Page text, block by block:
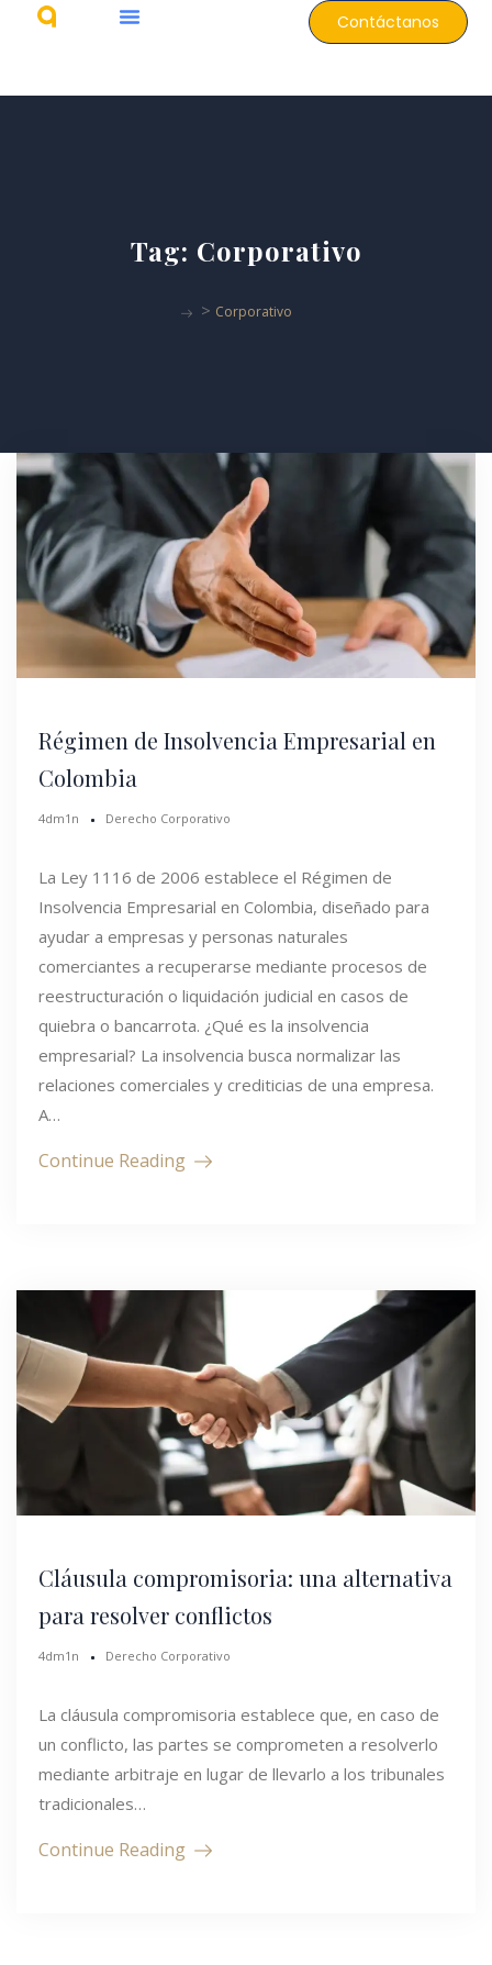
Contáctanos
Tag: Corporativo
> Corporativo
Régimen de Insolvencia Empresarial en
Colombia
4dm1n Derecho Corporativo
La Ley 1116 de 2006 establece el Régimen de
Insolvencia Empresarial en Colombia, diseñado para
ayudar a empresas y personas naturales
comerciantes a recuperarse mediante procesos de
reestructuración o liquidación judicial en casos de
quiebra o bancarrota. ¿Qué es la insolvencia
empresarial? La insolvencia busca normalizar las
relaciones comerciales y crediticias de una empresa.
A…
Continue Reading
Cláusula compromisoria: una alternativa
para resolver conflictos
4dm1n Derecho Corporativo
La cláusula compromisoria establece que, en caso de
un conflicto, las partes se comprometen a resolverlo
mediante arbitraje en lugar de llevarlo a los tribunales
tradicionales…
Continue Reading